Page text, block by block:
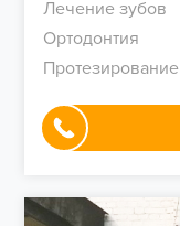
Лечение зубов
Ортодонтия
Протезирование